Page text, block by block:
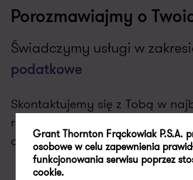
Porozmawiajmy o
Świadczymy usługi w
podatkowe
Skontaktujemy się z Tobą w
roboczym aby porozmawiać o
dopasować do nich naszą
Grant Thornton Frąckowiak P.S.A.
osobowe w celu zapewnienia
funkcjonowania serwisu poprzez
cookie.